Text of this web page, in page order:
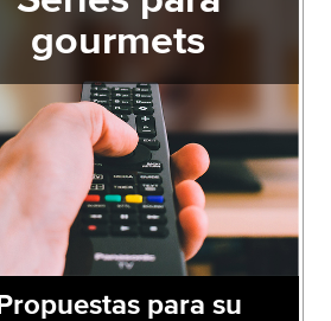
gourmets
Propuestas para su